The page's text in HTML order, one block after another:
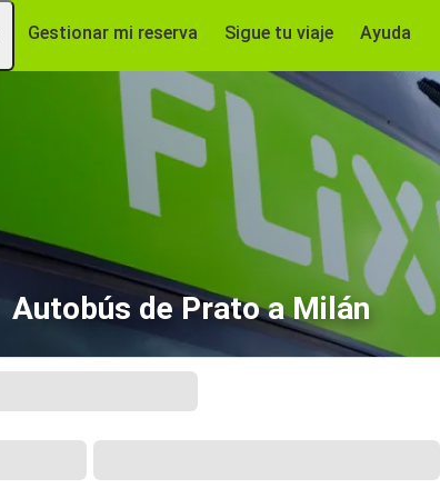
Gestionar mi reserva Sigue tu viaje Ayuda
Autobús de Prato a Milán